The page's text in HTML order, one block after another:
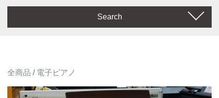
Search
全商品 / 電子ピアノ